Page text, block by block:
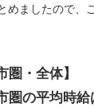
めましたので、
圏・全体】
圏の平均時給